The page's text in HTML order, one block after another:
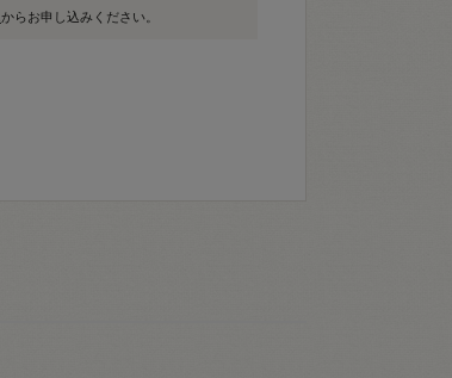
からお申し込みください。